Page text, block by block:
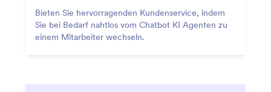
Bieten Sie hervorragenden Kundenservice, indem
Sie bei Bedarf nahtlos vom Chatbot KI Agenten zu
einem Mitarbeiter wechseln.